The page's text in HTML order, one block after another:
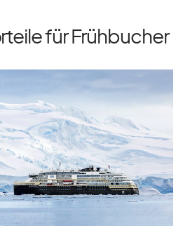
für Frühbucher